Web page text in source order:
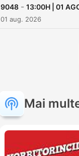
9048 - 13:00H | 01
01 aug. 2026
Mai